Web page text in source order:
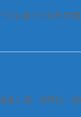
次面接での頻出質
題11選 – 演繹法・